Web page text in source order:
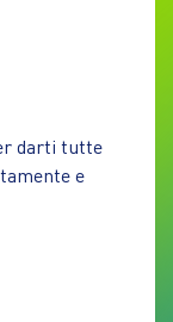
darti tutte
e